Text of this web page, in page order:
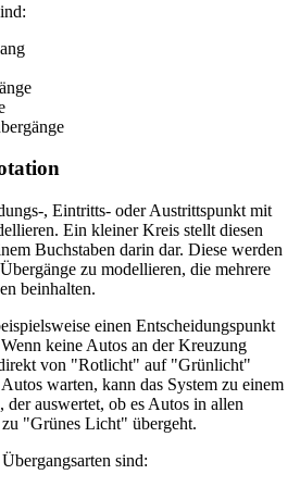
, Eintritts- oder Austrittspunkt mit
Ein kleiner Kreis stellt diesen
Buchstaben darin dar. Diese werden
zu modellieren, die mehrere
beinhalten.
einen Entscheidungspunkt
keine Autos an der Kreuzung
von "Rotlicht" auf "Grünlicht"
warten, kann das System zu einem
der auswertet, ob es Autos in allen
"Grünes Licht" übergeht.
sind: